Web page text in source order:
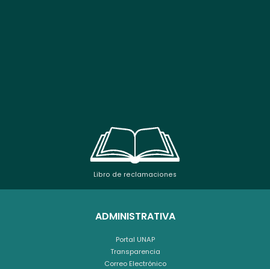
Libro de reclamaciones
ADMINISTRATIVA
Portal UNAP
Transparencia
Correo Electrónico